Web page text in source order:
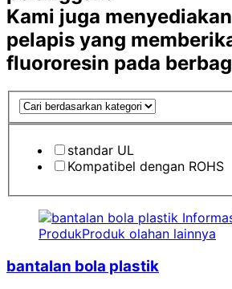
Kami juga
pelapis yang
fluororesin pada
standar UL
Kompatibel dengan ROHS
ProdukProduk olahan lainnya
bantalan bola plastik